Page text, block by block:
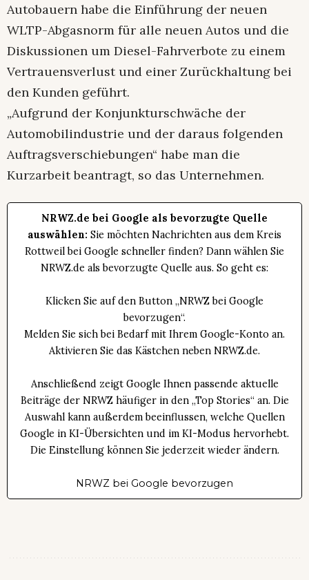
Autobauern habe die Einführung der neuen
WLTP-Abgasnorm für alle neuen Autos und die
Diskussionen um Diesel-Fahrverbote zu einem
Vertrauensverlust und einer Zurückhaltung bei
den Kunden geführt.
„Aufgrund der Konjunkturschwäche der
Automobilindustrie und der daraus folgenden
Auftragsverschiebungen“ habe man die
Kurzarbeit beantragt, so das Unternehmen.
NRWZ.de bei Google als bevorzugte Quelle
auswählen: Sie möchten Nachrichten aus dem Kreis
Rottweil bei Google schneller finden? Dann wählen Sie
NRWZ.de als bevorzugte Quelle aus. So geht es:
Klicken Sie auf den Button „NRWZ bei Google
bevorzugen“.
Melden Sie sich bei Bedarf mit Ihrem Google-Konto an.
Aktivieren Sie das Kästchen neben NRWZ.de.
Anschließend zeigt Google Ihnen passende aktuelle
Beiträge der NRWZ häufiger in den „Top Stories“ an. Die
Auswahl kann außerdem beeinflussen, welche Quellen
Google in KI-Übersichten und im KI-Modus hervorhebt.
Die Einstellung können Sie jederzeit wieder ändern.
NRWZ bei Google bevorzugen